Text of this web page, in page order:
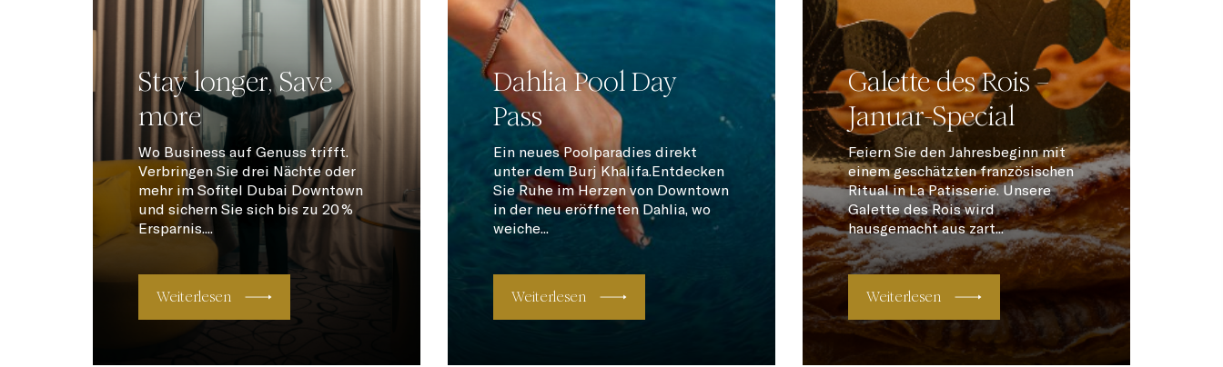
Stay longer, Save
more
Wo Business auf Genuss trifft.
Verbringen Sie drei Nächte oder
mehr im Sofitel Dubai Downtown
und sichern Sie sich bis zu 20 %
Ersparnis....
Weiterlesen
Dahlia Pool Day
Pass
Ein neues Poolparadies direkt
unter dem Burj Khalifa.Entdecken
Sie Ruhe im Herzen von Downtown
in der neu eröffneten Dahlia, wo
weiche...
Weiterlesen
Galette des Rois –
Januar-Special
Feiern Sie den Jahresbeginn mit
einem geschätzten französischen
Ritual in La Patisserie. Unsere
Galette des Rois wird
hausgemacht aus zart...
Weiterlesen